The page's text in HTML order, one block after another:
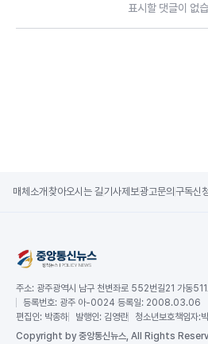
표시할 댓글이 없
매체소개 찾아오시는 길기사제보광고문의 구독신
주소: 광주광역시 남구 천변좌로 552번길21 가동
등록번호: 광주 아-0024 등록일: 2008.03.06
편집인: 박종하 발행인: 김영란 청소년보호책임자:
Copyright by 중앙통신뉴스, All Rights